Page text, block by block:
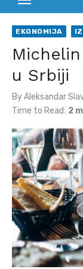
EKONOMIJA
u Srbiji
ByAleksandar
Time to Read: 2